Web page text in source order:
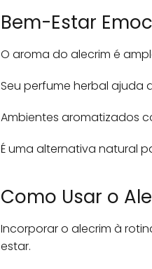
Bem-Estar
O aroma do alecrim é
Seu perfume herbal ajuda
Ambientes aromatizados
É uma alternativa natural
Como Usar o
Incorporar o alecrim à
estar.